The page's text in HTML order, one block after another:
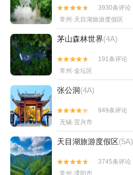


3930条评论
常州·天目湖旅游度假区
茅山森林世界(4A)


191条评论
常州·金坛区
张公洞(4A)


949条评论
无锡·宜兴市
天目湖旅游度假区(5A)


3745条评论